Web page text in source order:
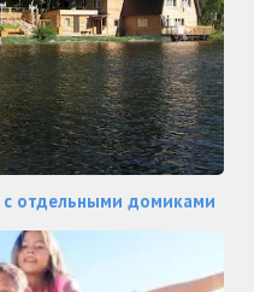
отдельными домиками